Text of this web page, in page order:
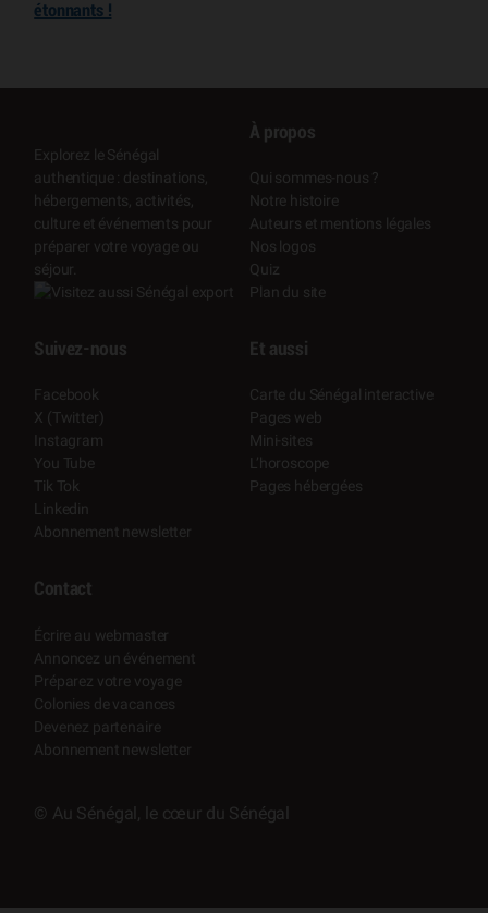
étonnants !
Explorez le Sénégal
authentique : destinations,
hébergements, activités,
culture et événements pour
préparer votre voyage ou
séjour.
À propos
Qui sommes-nous ?
Notre histoire
Auteurs et mentions légales
Nos logos
Quiz
Plan du site
Suivez-nous
Facebook
X (Twitter)
Instagram
You Tube
Tik Tok
Linkedin
Abonnement newsletter
Et aussi
Carte du Sénégal interactive
Pages web
Mini-sites
L’horoscope
Pages hébergées
Contact
Écrire au webmaster
Annoncez un événement
Préparez votre voyage
Colonies de vacances
Devenez partenaire
Abonnement newsletter
© Au Sénégal, le cœur du Sénégal